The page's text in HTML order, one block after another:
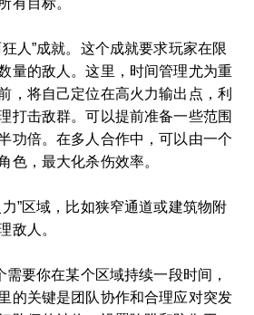
有目标。
人”成就。这个成就要求玩家在限
量的敌人。这里，时间管理尤为重
，将自己定位在高火力输出点，利
打击敌群。可以提前准备一些范围
功倍。在多人合作中，可以由一个
色，最大化杀伤效率。
”区域，比如狭窄通道或建筑物附
敌人。
需要你在某个区域持续一段时间，
的关键是团队协作和合理应对突发